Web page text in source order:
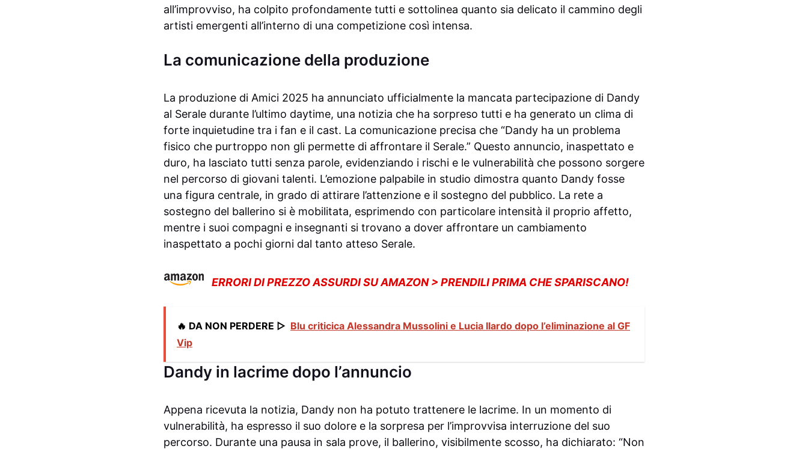
all’improvviso, ha colpito profondamente tutti e sottolinea quanto sia delicato il cammino degli
artisti emergenti all’interno di una competizione così intensa.
La comunicazione della produzione
La produzione di Amici 2025 ha annunciato ufficialmente la mancata partecipazione di Dandy
al Serale durante l’ultimo daytime, una notizia che ha sorpreso tutti e ha generato un clima di
forte inquietudine tra i fan e il cast. La comunicazione precisa che “Dandy ha un problema
fisico che purtroppo non gli permette di affrontare il Serale.” Questo annuncio, inaspettato e
duro, ha lasciato tutti senza parole, evidenziando i rischi e le vulnerabilità che possono sorgere
nel percorso di giovani talenti. L’emozione palpabile in studio dimostra quanto Dandy fosse
una figura centrale, in grado di attirare l’attenzione e il sostegno del pubblico. La rete a
sostegno del ballerino si è mobilitata, esprimendo con particolare intensità il proprio affetto,
mentre i suoi compagni e insegnanti si trovano a dover affrontare un cambiamento
inaspettato a pochi giorni dal tanto atteso Serale.
ERRORI DI PREZZO ASSURDI SU AMAZON > PRENDILI PRIMA CHE SPARISCANO!
🔥 DA NON PERDERE ▷ Blu criticica Alessandra Mussolini e Lucia Ilardo dopo l’eliminazione al GF
Vip
Dandy in lacrime dopo l’annuncio
Appena ricevuta la notizia, Dandy non ha potuto trattenere le lacrime. In un momento di
vulnerabilità, ha espresso il suo dolore e la sorpresa per l’improvvisa interruzione del suo
percorso. Durante una pausa in sala prove, il ballerino, visibilmente scosso, ha dichiarato: “Non